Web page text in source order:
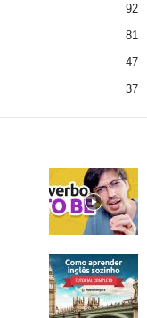
92
81
47
37